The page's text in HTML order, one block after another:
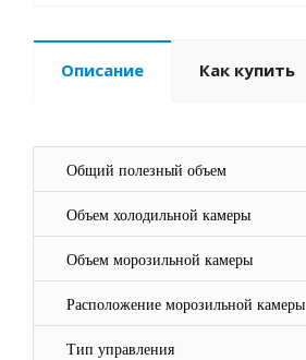
Описание Как купить
Общий полезный объем
Объем холодильной камеры
Объем морозильной камеры
Расположение морозильной камеры
Тип управления